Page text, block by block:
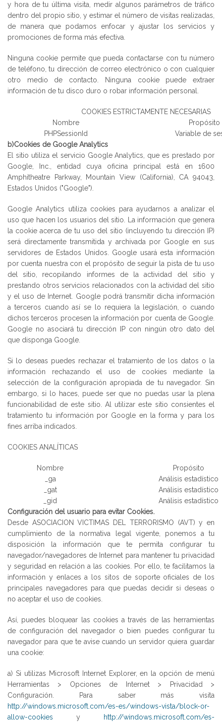
y hora de tu última visita, medir algunos parámetros de tráfico
dentro del propio sitio, y estimar el número de visitas realizadas,
de manera que podamos enfocar y ajustar los servicios y
promociones de forma más efectiva.
Ninguna cookie permite que pueda contactarse con tu número
de teléfono, tu dirección de correo electrónico o con cualquier
otro medio de contacto. Ninguna cookie puede extraer
información de tu disco duro o robar información personal.
COOKIES ESTRICTAMENTE NECESARIAS
Nombre
Propósito
PHPSessionId
Variable de
b)Cookies de Google Analytics
El sitio utiliza el servicio Google Analytics, que es prestado por
Google, Inc., entidad cuya oficina principal está en 1600
Amphitheatre Parkway, Mountain View (California), CA 94043,
Estados Unidos ("Google").
Google Analytics utiliza cookies para ayudarnos a analizar el
uso que hacen los usuarios del sitio. La información que genera
la cookie acerca de tu uso del sitio (incluyendo tu dirección IP)
será directamente transmitida y archivada por Google en sus
servidores de Estados Unidos. Google usará esta información
por cuenta nuestra con el propósito de seguir la pista de tu uso
del sitio, recopilando informes de la actividad del sitio y
prestando otros servicios relacionados con la actividad del sitio
y el uso de Internet. Google podrá transmitir dicha información
a terceros cuando así se lo requiera la legislación, o cuando
dichos terceros procesen la información por cuenta de Google.
Google no asociará tu dirección IP con ningún otro dato del
que disponga Google.
Si lo deseas puedes rechazar el tratamiento de los datos o la
información rechazando el uso de cookies mediante la
selección de la configuración apropiada de tu navegador. Sin
embargo, si lo haces, puede ser que no puedas usar la plena
funcionabilidad de este sitio. Al utilizar este sitio consientes el
tratamiento tu información por Google en la forma y para los
fines arriba indicados.
COOKIES ANALÍTICAS
Nombre
Propósito
_ga
Análisis estadístico
_gat
Análisis estadístico
_gid
Análisis estadístico
Configuración del usuario para evitar Cookies.
Desde ASOCIACION VICTIMAS DEL TERRORISMO (AVT) y en
cumplimiento de la normativa legal vigente, ponemos a tu
disposición la información que te permita configurar tu
navegador/navegadores de Internet para mantener tu privacidad
y seguridad en relación a las cookies. Por ello, te facilitamos la
información y enlaces a los sitos de soporte oficiales de los
principales navegadores para que puedas decidir si deseas o
no aceptar el uso de cookies.
Así, puedes bloquear las cookies a través de las herramientas
de configuración del navegador o bien puedes configurar tu
navegador para que te avise cuando un servidor quiera guardar
una cookie:
a) Si utilizas Microsoft Internet Explorer, en la opción de menú
Herramientas > Opciones de Internet > Privacidad >
Configuración. Para saber más visita
http://windows.microsoft.com/es-es/windows-vista/block-or-
allow-cookies y http://windows.microsoft.com/es-